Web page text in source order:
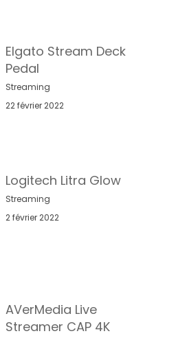
Elgato Stream Deck
Pedal
Streaming
22 février 2022
Logitech Litra Glow
Streaming
2 février 2022
AVerMedia Live
Streamer CAP 4K